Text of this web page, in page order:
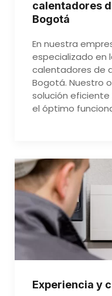
calentadores
Bogotá
En nuestra
especializado en
calentadores de
Bogotá. Nuestro
solución
el óptimo
Experiencia y